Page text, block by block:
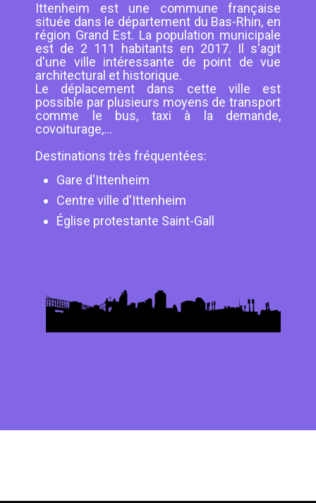
Ittenheim est une commune française
située dans le département du Bas-Rhin, en
région Grand Est. La population municipale
est de 2 111 habitants en 2017. Il s'agit
d'une ville intéressante de point de vue
architectural et historique.
Le déplacement dans cette ville est
possible par plusieurs moyens de transport
comme le bus, taxi à la demande,
covoiturage,...
Destinations très fréquentées:
Gare d'Ittenheim
Centre ville d'Ittenheim
Église protestante Saint-Gall